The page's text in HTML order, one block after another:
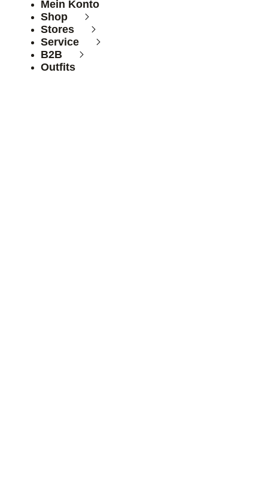
Mein Konto
Shop
Stores
Service
B2B
Outfits